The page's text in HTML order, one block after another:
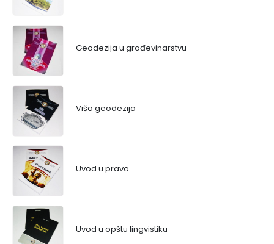
Geodezija u građevinarstvu
Viša geodezija
Uvod u pravo
Uvod u opštu lingvistiku